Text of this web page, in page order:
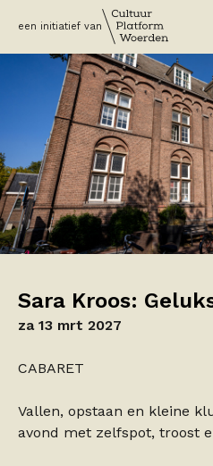
een initiatief van
Sara Kroos:
za 13 mrt 2027
CABARET
Vallen, opstaan en kleine
avond met zelfspot, troost